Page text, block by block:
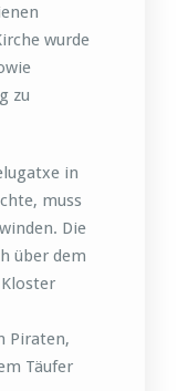
wurde
zu
in
muss
Die
über dem
Piraten,
Täufer